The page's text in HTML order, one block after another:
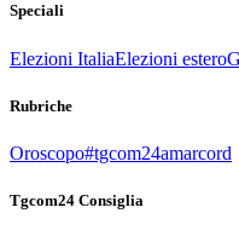
Speciali
Elezioni ItaliaElezioni estero
Rubriche
Oroscopo#tgcom24amarcord
Tgcom24 Consiglia